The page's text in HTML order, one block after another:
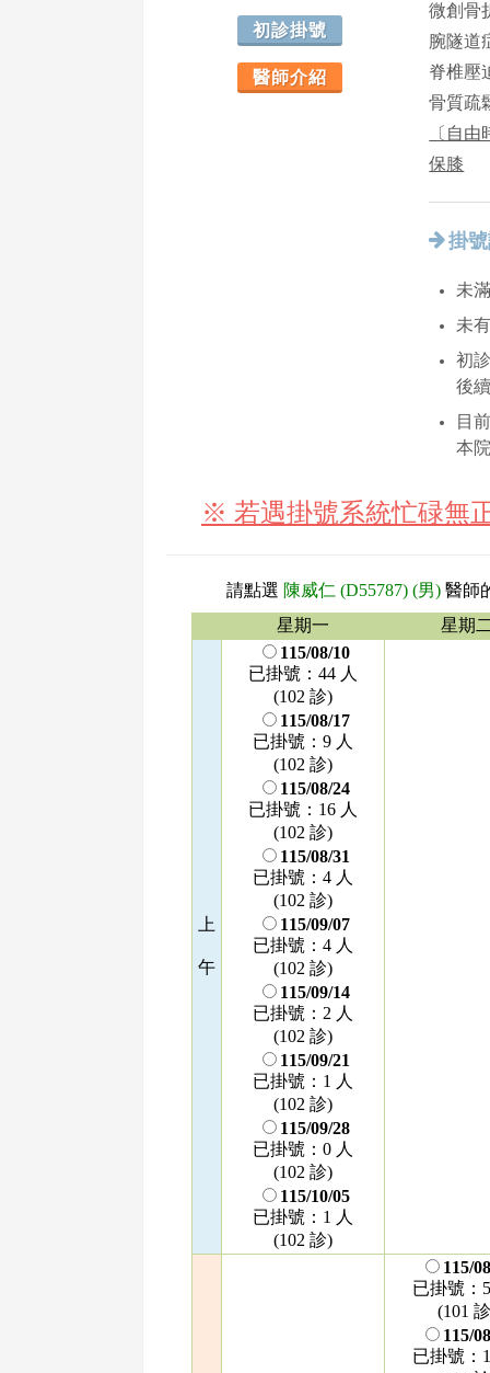
初診掛號
醫師介紹
微創骨
腕隧道
脊椎壓
骨質疏
〔自
保膝
掛
未
未
初
後
目
本
※ 若遇掛號系統忙碌無
請點選 陳威仁 (D55787) (男) 醫師